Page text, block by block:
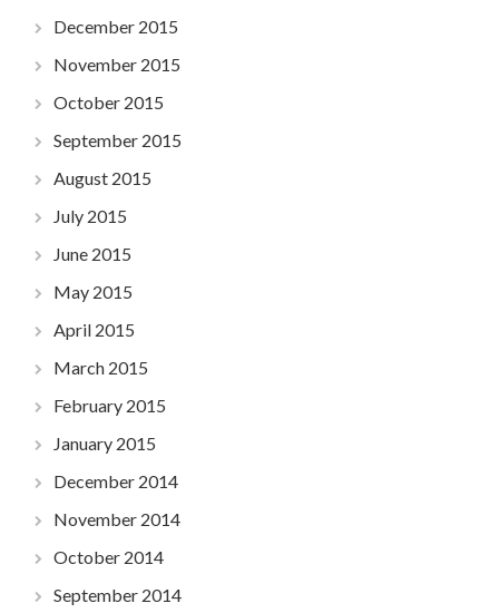
December 2015
November 2015
October 2015
September 2015
August 2015
July 2015
June 2015
May 2015
April 2015
March 2015
February 2015
January 2015
December 2014
November 2014
October 2014
September 2014